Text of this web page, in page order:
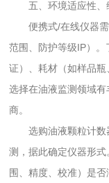
五、环境适应性、
便携式/在线仪器需
范围、防护等级IP）
证）、耗材（如样品瓶
选择在油液监测领域
商。
选购油液颗粒计数
测，据此确定仪器形
围、精度、校准）是